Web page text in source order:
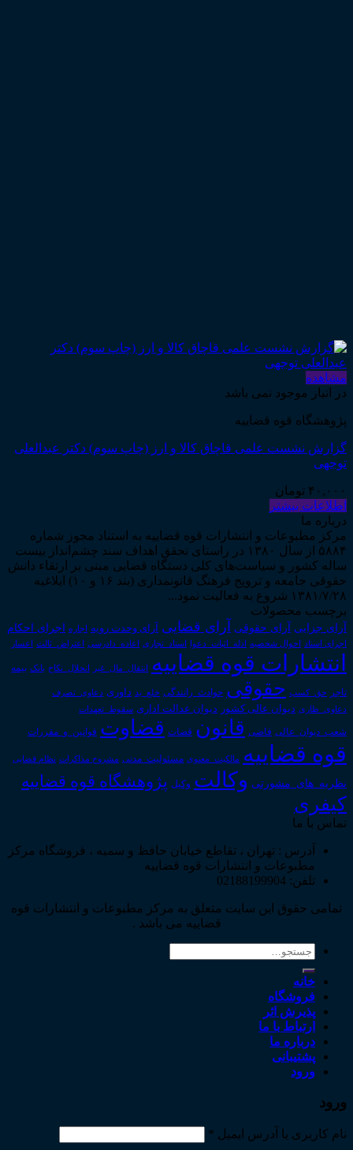
مشاهده
در انبار موجود نمی باشد
پژوهشگاه قوه قضاییه
گزارش نشست علمی قاچاق کالا و ارز (چاپ سوم) دکتر عبدالعلی
توجهی
۴۰,۰۰۰ تومان
اطلاعات بیشتر
درباره ما
مرکز مطبوعات و انتشارات قوه قضاییه به استناد مجوز شماره
۵۸۸۴ از سال ۱۳۸۰ در راستای تحقق اهداف سند چشم‌انداز بیست
ساله کشور و سیاست‌های کلی دستگاه قضایی مبنی بر ارتقاء دانش
حقوقی جامعه و ترویج فرهنگ قانونمداری (بند ۱۶ و ۱۰) ابلاغیه
۱۳۸۱/۷/۲۸ شروع به فعالیت نمود...
برچسب محصولات
آرای جزایی آرای حقوقی آرای قضایی آرای وحدت رویه اجاره اجرای احکام
اجرای اسناد احوال شخصیه ادله_اثبات_دعوا اسناد_تجاری اعاده_دادرسی اعتراض_ثالث اعسار
انتشارات قوه قضاییه انتقال_مال_غیر انحلال_نکاح بانک بیمه
تاجر حق_کسب حقوقی حوادث_رانندگی خلع_ید داوری دعاوی_تصرف
دعاوی_طاری دیوان عالی کشور دیوان عدالت اداری سقوط_تعهدات
شعب_دیوان_عالی قاضی قانون قضات قضاوت قوانین_و_مقررات
قوه قضاییه مالکیت_معنوی مسئولیت_مدنی مشروح مذاکرات نظام قضایی
نظریه_های_مشورتی وکالت وکیل پژوهشگاه قوه قضاییه
کیفری
تماس با ما
آدرس : تهران ، تقاطع خیابان حافظ و سمیه ، فروشگاه مرکز
مطبوعات و انتشارات قوه قضاییه
تلفن: 02188199904
تمامی حقوق این سایت متعلق به مرکز مطبوعات و انتشارات قوه
قضاییه می باشد .
جستجو
خانه
فروشگاه
پذیرش اثر
ارتباط با ما
درباره ما
پشتیبانی
ورود
ورود
نام کاربری یا آدرس ایمیل *